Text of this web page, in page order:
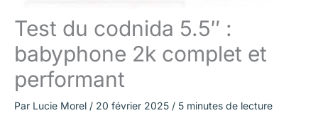
Test du codnida 5.5″ :
babyphone 2k complet et
performant
Par Lucie Morel / 20 février 2025 / 5 minutes de lecture